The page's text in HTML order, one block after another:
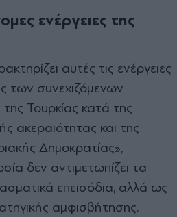
ενέργειες της
αυτές τις ενέργειες
των συνεχιζόμενων
Τουρκίας κατά της
ακεραιότητας και της
Δημοκρατίας»,
δεν αντιμετωπίζει τα
επεισόδια, αλλά ως
αμφισβήτησης.